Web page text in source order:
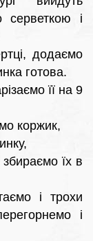
серветкою і
додаємо
готова.
її на 9
коржик,
збираємо їх в
і трохи
і